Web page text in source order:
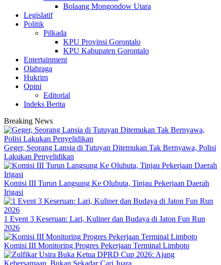
Bolaang Mongondow Utara
Legislatif
Politik
Pilkada
KPU Provinsi Gorontalo
KPU Kabupaten Gorontalo
Entertainment
Olahraga
Hukrim
Opini
Editorial
Indeks Berita
Breaking News
Geger, Seorang Lansia di Tutuyan Ditemukan Tak Bernyawa, Polisi
Lakukan Penyelidikan
Komisi III Turun Langsung Ke Oluhuta, Tinjau Pekerjaan Daerah
Irigasi
1 Event 3 Keseruan: Lari, Kuliner dan Budaya di Jaton Fun Run
2026
Komisi III Monitoring Progres Pekerjaan Terminal Limboto